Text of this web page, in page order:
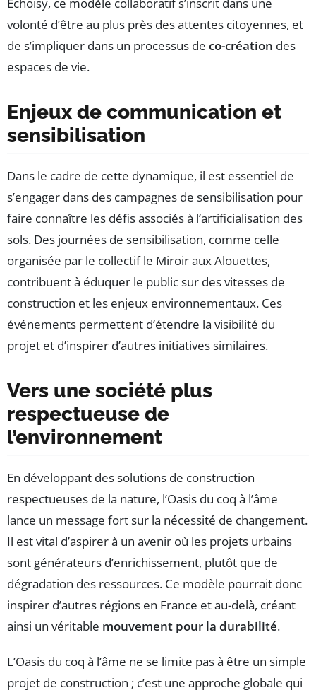
Echoisy, ce modèle collaboratif s’inscrit dans une
volonté d’être au plus près des attentes citoyennes, et
de s’impliquer dans un processus de co-création des
espaces de vie.
Enjeux de communication et
sensibilisation
Dans le cadre de cette dynamique, il est essentiel de
s’engager dans des campagnes de sensibilisation pour
faire connaître les défis associés à l’artificialisation des
sols. Des journées de sensibilisation, comme celle
organisée par le collectif le Miroir aux Alouettes,
contribuent à éduquer le public sur des vitesses de
construction et les enjeux environnementaux. Ces
événements permettent d’étendre la visibilité du
projet et d’inspirer d’autres initiatives similaires.
Vers une société plus
respectueuse de
l’environnement
En développant des solutions de construction
respectueuses de la nature, l’Oasis du coq à l’âme
lance un message fort sur la nécessité de changement.
Il est vital d’aspirer à un avenir où les projets urbains
sont générateurs d’enrichissement, plutôt que de
dégradation des ressources. Ce modèle pourrait donc
inspirer d’autres régions en France et au-delà, créant
ainsi un véritable mouvement pour la durabilité.
L’Oasis du coq à l’âme ne se limite pas à être un simple
projet de construction ; c’est une approche globale qui